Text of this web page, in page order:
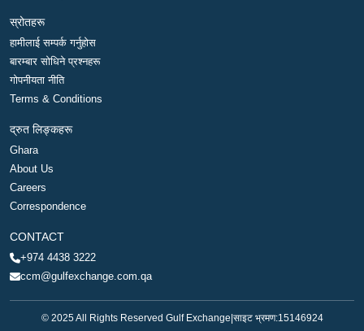
स्रोतहरू
हामीलाई सम्पर्क गर्नुहोस
बारम्बार सोधिने प्रश्नहरू
गोपनीयता नीति
Terms & Conditions
द्रुत लिङ्कहरू
Ghara
About Us
Careers
Correspondence
CONTACT
+974 4438 3222
ccm@gulfexchange.com.qa
© 2025 All Rights Reserved Gulf Exchange साइट भ्रमण:15146924